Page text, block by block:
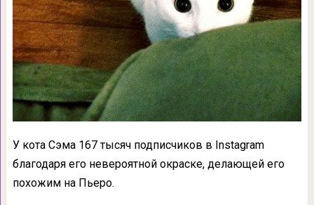
У кота Сэма 167 тысяч подписчиков в Instagram
благодаря его невероятной окраске, делающей его
похожим на Пьеро.